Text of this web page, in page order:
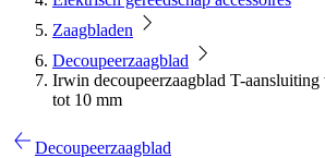
Zaagbladen
Decoupeerzaagblad
Irwin decoupeerzaagblad T-
tot 10 mm
Decoupeerzaagblad